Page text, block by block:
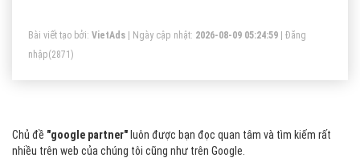
có thể chứng minh kiến thức chuyên môn của mình bằng
chứng chỉ được cá nhân hóa và trang hồ sơ công khai
Google Partners.Kết nối với Google: Tham dự các sự kiện
Bài viết tạo bởi: VietAds | Ngày cập nhật: 2026-08-09 05:24:59
Đăng
nhập(2871)
Chủ đề "google partner" luôn được bạn đọc quan tâm và tìm kiếm rất
nhiều trên web của chúng tôi cũng như trên Google.